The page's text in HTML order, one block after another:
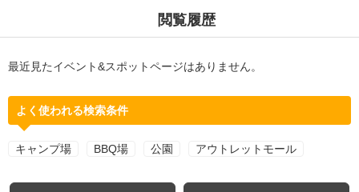
閲覧履歴
最近見たイベント&スポットページはありません。
よく使われる検索条件
キャンプ場 BBQ場 公園 アウトレットモール